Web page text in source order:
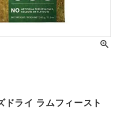
ドライ ラムフィースト